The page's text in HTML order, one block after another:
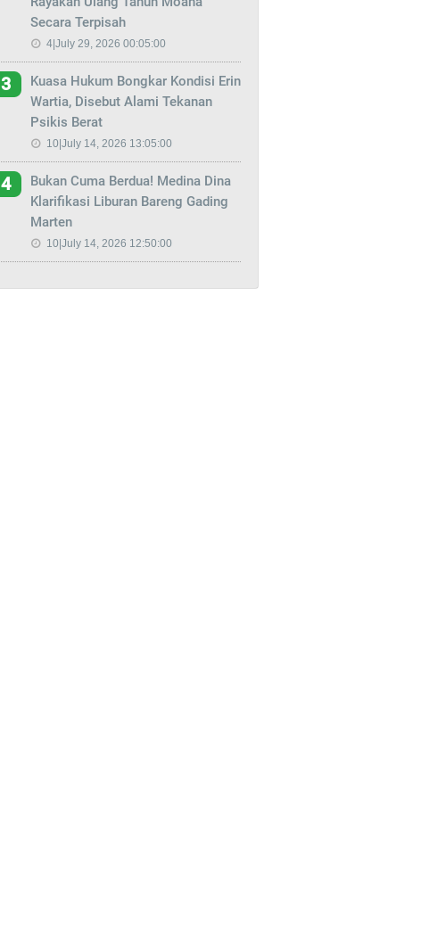
Secara Terpisah
4|July 29, 2026 00:05:00
3
Kuasa Hukum Bongkar Kondisi Erin
Wartia, Disebut Alami Tekanan
Psikis Berat
10|July 14, 2026 13:05:00
4
Bukan Cuma Berdua! Medina Dina
Klarifikasi Liburan Bareng Gading
Marten
10|July 14, 2026 12:50:00